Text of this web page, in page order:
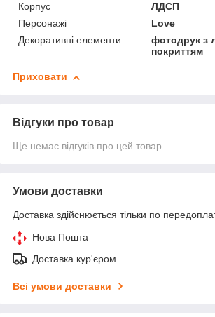
Корпус
ЛДСП
Персонажі
Love
Декоративні елементи
фотодрук з
покриттям
Приховати
Відгуки про товар
Ще немає відгуків про цей товар
Умови доставки
Доставка здійснюється тільки по
Нова Пошта
Доставка кур'єром
Всі умови доставки